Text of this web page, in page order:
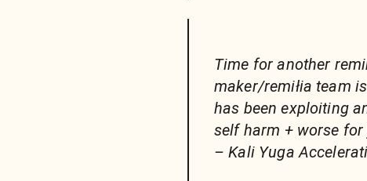
Time for another
maker/remiłia team
has been exploiting
self harm + worse
– Kali Yuga